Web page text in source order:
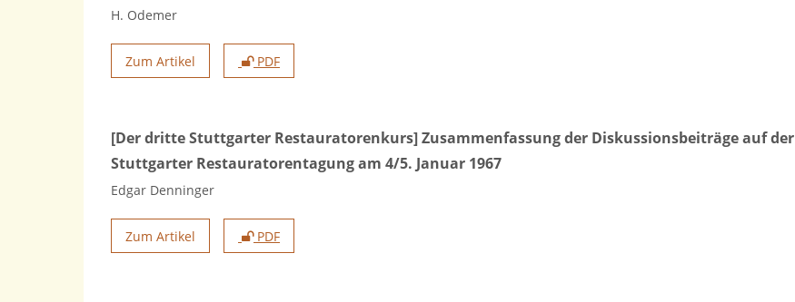
H. Odemer
Zum Artikel PDF
[Der dritte Stuttgarter Restauratorenkurs] Zusammenfassung der Diskussionsbeiträge auf der
Stuttgarter Restauratorentagung am 4/5. Januar 1967
Edgar Denninger
Zum Artikel PDF